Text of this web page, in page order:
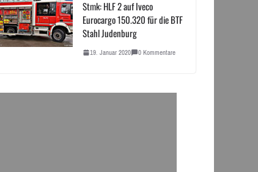
Stmk: HLF 2 auf Iveco
Eurocargo 150.320 für die BTF
Stahl Judenburg
19. Januar 2020 0 Kommentare